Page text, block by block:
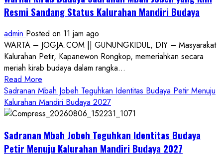
Resmi Sandang Status Kalurahan Mandiri Budaya
admin Posted on 11 jam ago
WARTA – JOGJA.COM || GUNUNGKIDUL, DIY – Masyarakat
Kalurahan Petir, Kapanewon Rongkop, memeriahkan secara
meriah kirab budaya dalam rangka...
Read More
more
about
Bersama
Gunungkidul
Antusiasme
Sadranan Mbah Jobeh Teguhkan Identitas Budaya Petir Menuju
Kalurahan Mandiri Budaya 2027
Sadranan Mbah Jobeh Teguhkan Identitas Budaya
Petir Menuju Kalurahan Mandiri Budaya 2027